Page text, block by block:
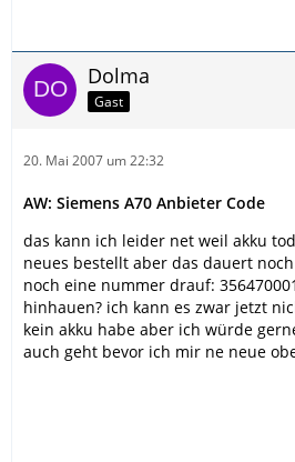
Dolma
Gast
20. Mai 2007 um 22:32
AW: Siemens A70 Anbieter Code
das kann ich leider net weil akku
neues bestellt aber das dauert
noch eine nummer drauf:
hinhauen? ich kann es zwar jetzt
kein akku habe aber ich würde
auch geht bevor ich mir ne neue